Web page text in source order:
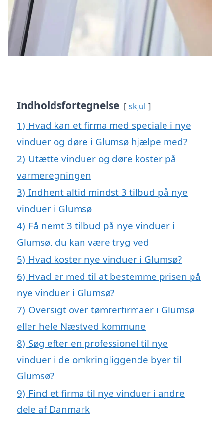
Indholdsfortegnelse skjul
1) Hvad kan et firma med speciale i nye
vinduer og døre i Glumsø hjælpe med?
2) Utætte vinduer og døre koster på
varmeregningen
3) Indhent altid mindst 3 tilbud på nye
vinduer i Glumsø
4) Få nemt 3 tilbud på nye vinduer i
Glumsø, du kan være tryg ved
5) Hvad koster nye vinduer i Glumsø?
6) Hvad er med til at bestemme prisen på
nye vinduer i Glumsø?
7) Oversigt over tømrerfirmaer i Glumsø
eller hele Næstved kommune
8) Søg efter en professionel til nye
vinduer i de omkringliggende byer til
Glumsø?
9) Find et firma til nye vinduer i andre
dele af Danmark